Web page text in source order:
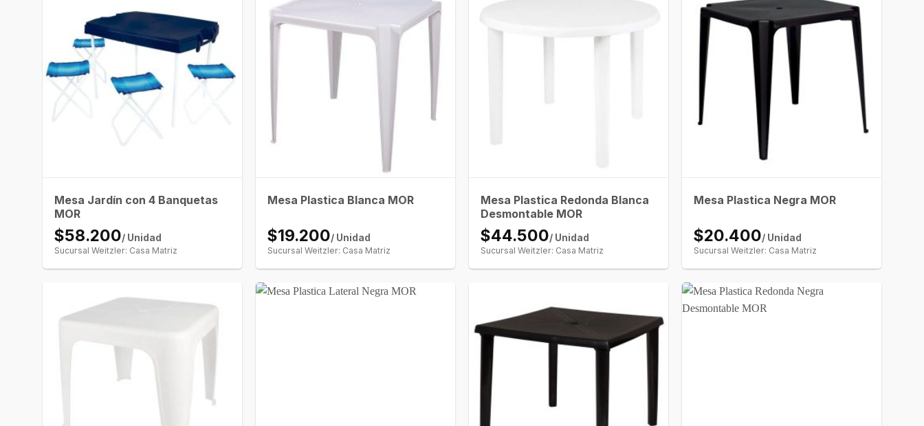
Mesa Jardín con 4 Banquetas
MOR
$58.200/ Unidad
Sucursal Weitzler: Casa Matriz
Mesa Plastica Blanca MOR
$19.200/ Unidad
Sucursal Weitzler: Casa Matriz
Mesa Plastica Redonda Blanca
Desmontable MOR
$44.500/ Unidad
Sucursal Weitzler: Casa Matriz
Mesa Plastica Negra MOR
$20.400/ Unidad
Sucursal Weitzler: Casa Matriz